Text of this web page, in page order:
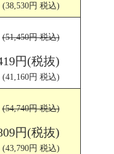
(38,530円 税込)
(51,450円 税込)
円(税抜)
(41,160円 税込)
(54,740円 税込)
円(税抜)
(43,790円 税込)